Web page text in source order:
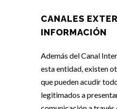
CANALES
INFORMACIÓN
Además del Canal
esta entidad, existen
que pueden acudir
legitimados a